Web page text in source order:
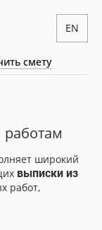
смету
EN
широкий
выписки из
работ,